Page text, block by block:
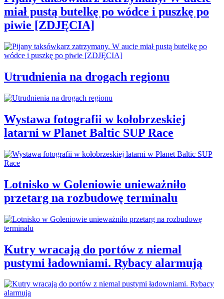
miał pustą butelkę po wódce i puszkę po
piwie [ZDJĘCIA]
Utrudnienia na drogach regionu
Wystawa fotografii w kołobrzeskiej
latarni w Planet Baltic SUP Race
Lotnisko w Goleniowie unieważniło
przetarg na rozbudowę terminalu
Kutry wracają do portów z niemal
pustymi ładowniami. Rybacy alarmują